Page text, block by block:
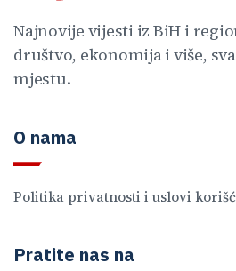
Najnovije vijesti iz BiH i
društvo, ekonomija i više,
mjestu.
O nama
Politika privatnosti i uslovi
Pratite nas na